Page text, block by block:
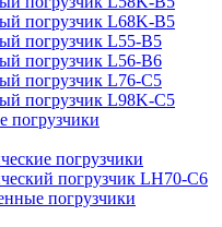
погрузчик L68K-B5
погрузчик L55-B5
погрузчик L56-B6
погрузчик L76-С5
погрузчик L98K-C5
погрузчики
погрузчики
погрузчик LH70-C6
погрузчики